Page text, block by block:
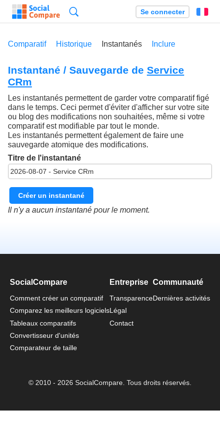
Se connecter
Comparatif Historique Instantanés Inclure
Instantané / Sauvegarde de Service
CRm
Les instantanés permettent de garder votre comparatif figé
dans le temps. Ceci permet d'éviter d'afficher sur votre site
ou blog des modifications non souhaitées, même si votre
comparatif est modifiable par tout le monde.
Les instantanés permettent également de faire une
sauvegarde atomique des modifications.
Titre de l'instantané
Créer un instantané
Il n'y a aucun instantané pour le moment.
SocialCompare
Comment créer un comparatif
Comparez les meilleurs logiciels
Tableaux comparatifs
Convertisseur d'unités
Comparateur de taille
Entreprise
Transparence
Légal
Contact
Communauté
Dernières activités
© 2010 - 2026 SocialCompare. Tous droits réservés.